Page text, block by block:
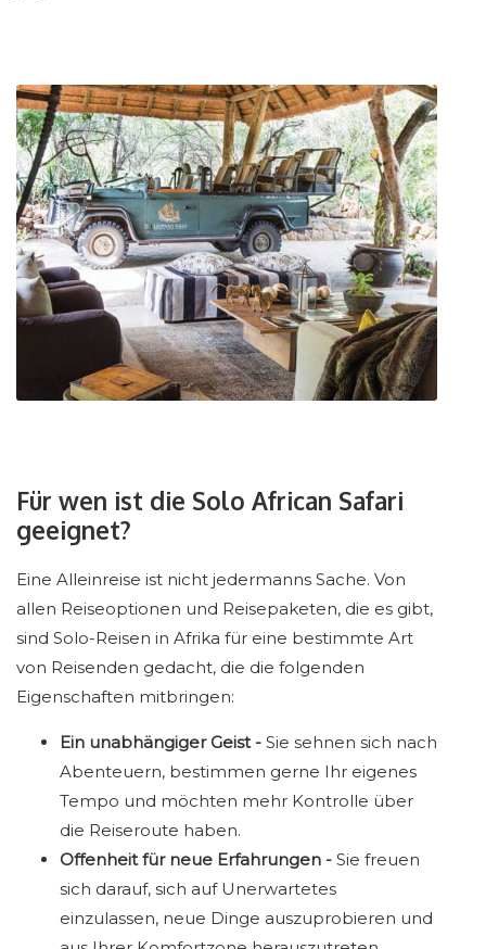
Für wen ist die Solo African Safari
geeignet?
Eine Alleinreise ist nicht jedermanns Sache. Von
allen Reiseoptionen und Reisepaketen, die es gibt,
sind Solo-Reisen in Afrika für eine bestimmte Art
von Reisenden gedacht, die die folgenden
Eigenschaften mitbringen:
Ein unabhängiger Geist - Sie sehnen sich nach
Abenteuern, bestimmen gerne Ihr eigenes
Tempo und möchten mehr Kontrolle über
die Reiseroute haben.
Offenheit für neue Erfahrungen - Sie freuen
sich darauf, sich auf Unerwartetes
einzulassen, neue Dinge auszuprobieren und